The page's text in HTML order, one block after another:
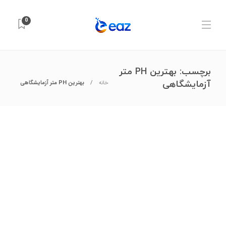
0
برچسب:
بهترین PH متر
آزمایشگاهی
خانه بهترین PH متر آزمایشگاهی